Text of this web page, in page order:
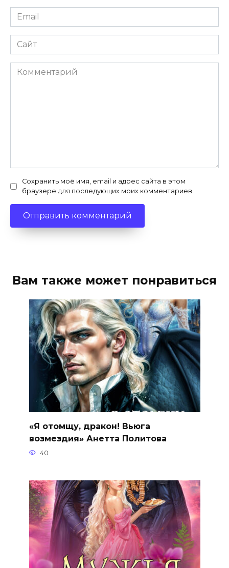
Email
*
Сайт
Комментарий
Сохранить моё имя, email и адрес сайта в этом
браузере для последующих моих комментариев.
Вам также может понравиться
«Я отомщу, дракон! Вьюга
возмездия» Анетта Политова
40